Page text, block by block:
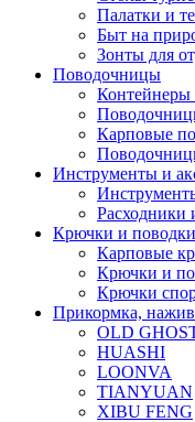
Палатки и
Быт на
Зонты для
Поводочницы
Контейнеры
Карповые
Инструменты и
Расходники
Крючки и
Карповые
Крючки и
Крючки
Прикормка,
OLD
HUASHI
LOONVA
TIANYUAN
XIBU FENG